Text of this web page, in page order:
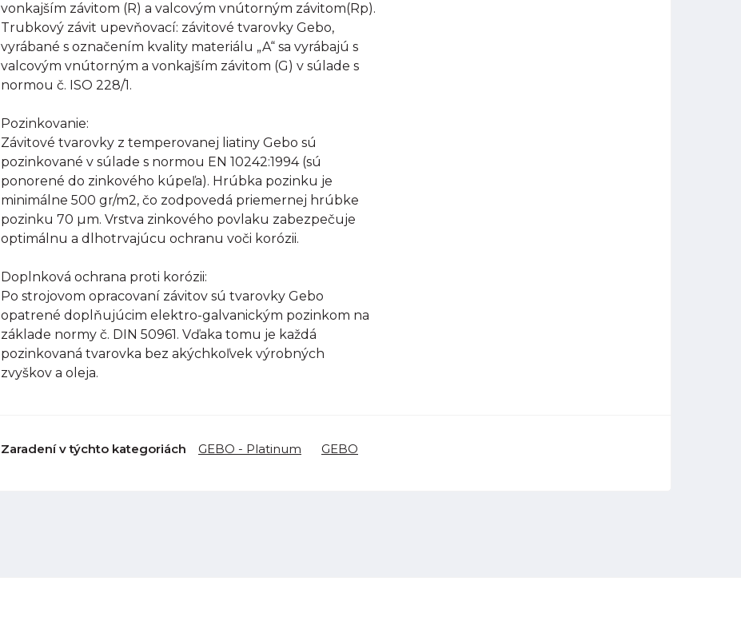
vonkajším závitom (R) a valcovým vnútorným závitom(Rp).
Trubkový závit upevňovací: závitové tvarovky Gebo,
vyrábané s označením kvality materiálu „A“ sa vyrábajú s
valcovým vnútorným a vonkajším závitom (G) v súlade s
normou č. ISO 228/1.
Pozinkovanie:
Závitové tvarovky z temperovanej liatiny Gebo sú
pozinkované v súlade s normou EN 10242:1994 (sú
ponorené do zinkového kúpeľa). Hrúbka pozinku je
minimálne 500 gr/m2, čo zodpovedá priemernej hrúbke
pozinku 70 µm. Vrstva zinkového povlaku zabezpečuje
optimálnu a dlhotrvajúcu ochranu voči korózii.
Doplnková ochrana proti korózii:
Po strojovom opracovaní závitov sú tvarovky Gebo
opatrené doplňujúcim elektro-galvanickým pozinkom na
základe normy č. DIN 50961. Vďaka tomu je každá
pozinkovaná tvarovka bez akýchkoľvek výrobných
zvyškov a oleja.
Zaradení v týchto kategoriách GEBO - Platinum GEBO